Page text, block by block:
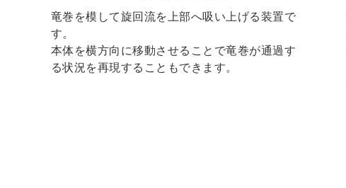
竜巻を模して旋回流を上部へ吸い上げる装置で
す。
本体を横方向に移動させることで竜巻が通過す
る状況を再現することもできます。